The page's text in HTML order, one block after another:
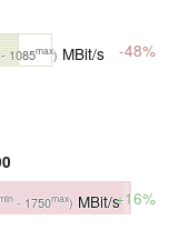
1085max) MBit/s -48%
- 1750max) MBit/s+16%